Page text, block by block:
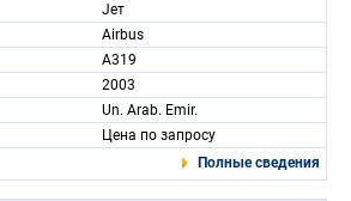
Jет
Airbus
A319
2003
Un. Arab. Emir.
Цена по запросу
Полные сведения